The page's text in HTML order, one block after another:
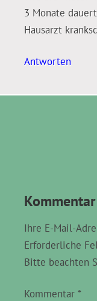
3 Monate
Hausarzt
Antworten
Ihre E-Mail-
Erforderliche
Bitte beachten
Kommentar *